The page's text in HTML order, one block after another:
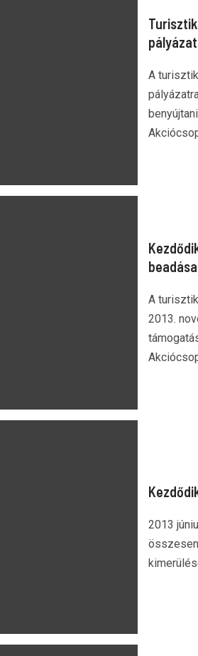
pályázat
A
beadása
A
2013.
2013